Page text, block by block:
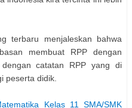
terbaru menjaleskan bahwa
membuat RPP dengan
catatan RPP yang di
peserta didik.
Kelas 11 SMA/SMK